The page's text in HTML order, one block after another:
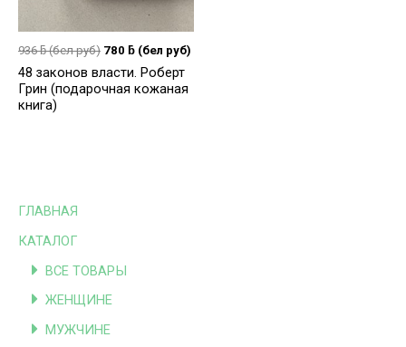
ГЛАВНАЯ
КАТАЛОГ
ВСЕ ТОВАРЫ
ЖЕНЩИНЕ
МУЖЧИНЕ
936ƃ(бел руб) 780 ƃ (бел руб)
48 законов власти. Роберт
Грин (подарочная кожаная
книга)